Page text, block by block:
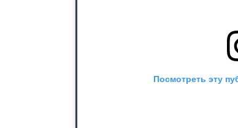
Посмотреть эту